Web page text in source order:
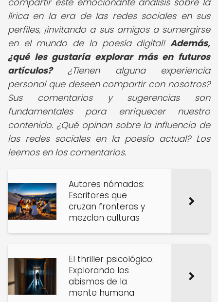
lírica en la era de las redes sociales en sus
perfiles, ¡invitando a sus amigos a sumergirse
en el mundo de la poesía digital! Además,
¿qué les gustaría explorar más en futuros
artículos?¿Tienen alguna experiencia
personal que deseen compartir con nosotros?
Sus comentarios y sugerencias son
fundamentales para enriquecer nuestro
contenido. ¿Qué opinan sobre la influencia de
las redes sociales en la poesía actual? Los
leemos en los comentarios.
Autores nómadas:
Escritores que
cruzan fronteras y
mezclan culturas
El thriller psicológico:
Explorando los
abismos de la
mente humana